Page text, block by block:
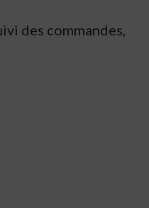
des commandes,